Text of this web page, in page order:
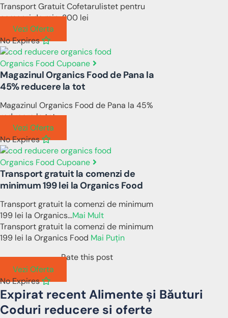
Transport Gratuit Cofetarulistet pentru
comenzi de min. 200 lei
Vezi Oferta
No Expires
Organics Food Cupoane
Magazinul Organics Food de Pana la
45% reducere la tot
Magazinul Organics Food de Pana la 45%
reducere la tot
Vezi Oferta
No Expires
Organics Food Cupoane
Transport gratuit la comenzi de
minimum 199 lei la Organics Food
Transport gratuit la comenzi de minimum
199 lei la Organics...Mai Mult
Transport gratuit la comenzi de minimum
199 lei la Organics Food Mai Puțin
Rate this post
Vezi Oferta
No Expires
Expirat recent Alimente și Băuturi
Coduri reducere si oferte